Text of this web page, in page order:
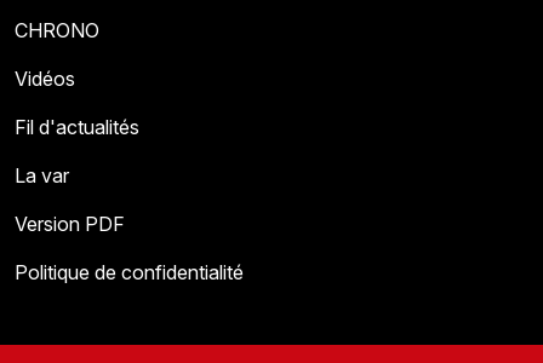
CHRONO
Vidéos
Fil d'actualités
La var
Version PDF
Politique de confidentialité